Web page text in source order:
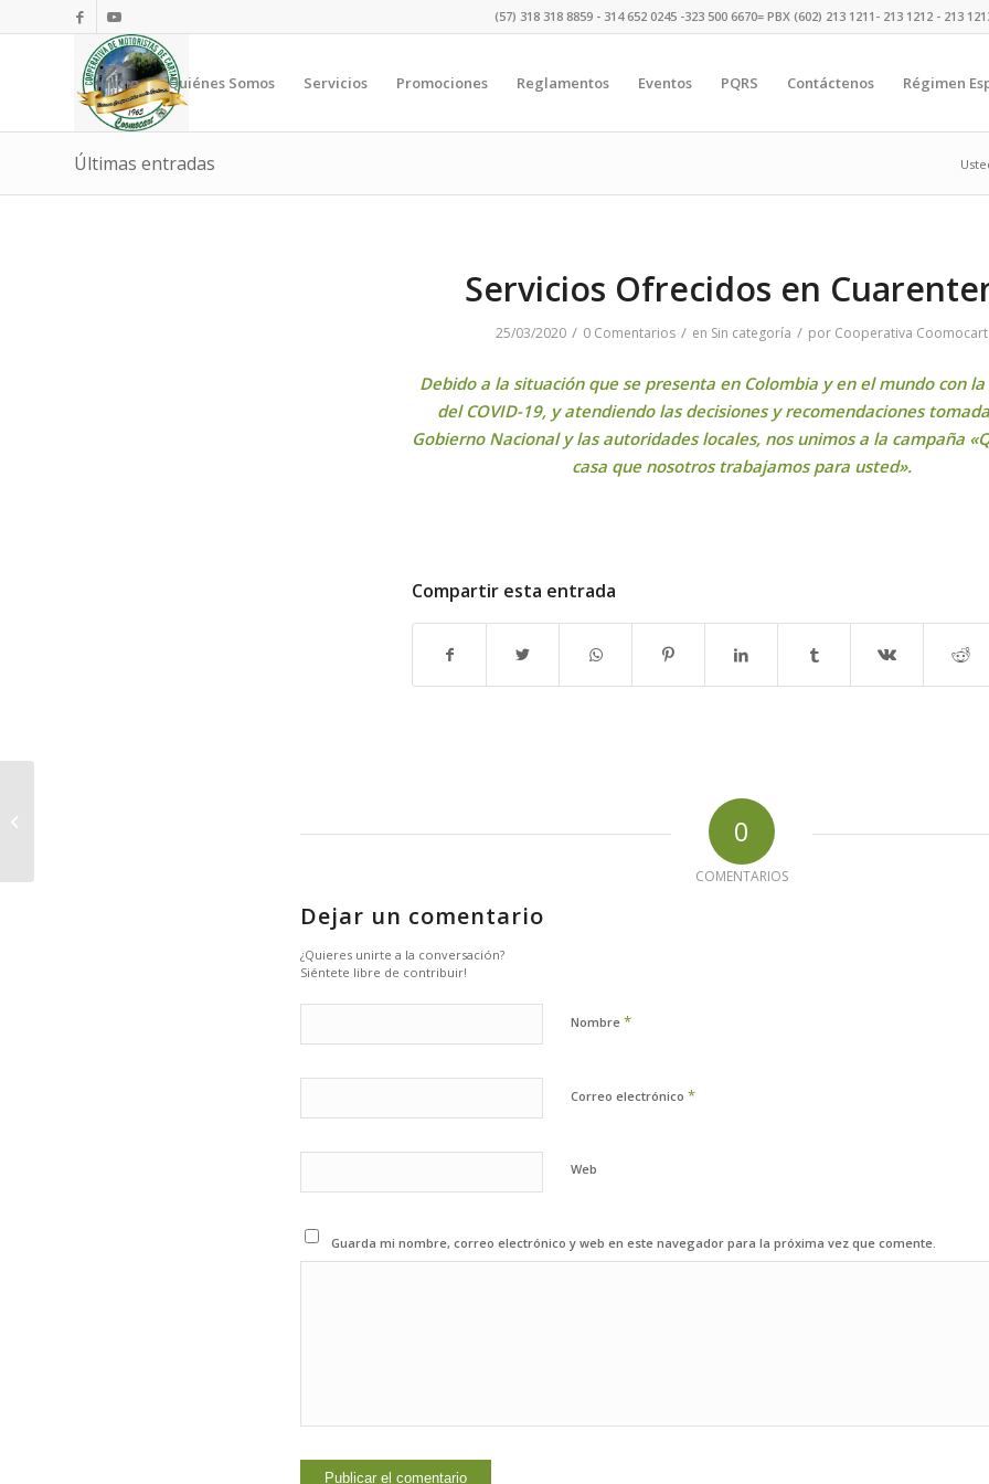
(57) 318 318 8859 - 314 652 0245 -323 500 6670= PBX (602) 213 1211- 213 1212 - 213
Inicio Quiénes Somos Servicios Promociones Reglamentos Eventos PQRS Contáctenos Régimen
Últimas entradas
Servicios Ofrecidos en
25/03/2020 / 0 Comentarios / en Sin categoría / por Cooperativa Coomocart
Debido a la situación que se presenta en Colombia y en el mundo con
del COVID-19, y atendiendo las decisiones y recomendaciones
Gobierno Nacional y las autoridades locales, nos unimos a la campaña
casa que nosotros trabajamos para usted».
Compartir esta entrada
0
COMENTARIOS
Dejar un comentario
¿Quieres unirte a la conversación?
Siéntete libre de contribuir!
Nombre *
Correo electrónico *
Web
Guarda mi nombre, correo electrónico y web en este navegador para la próxima vez que comente.